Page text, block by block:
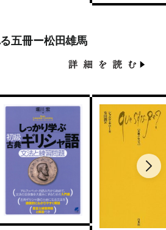
五冊ー松田雄馬